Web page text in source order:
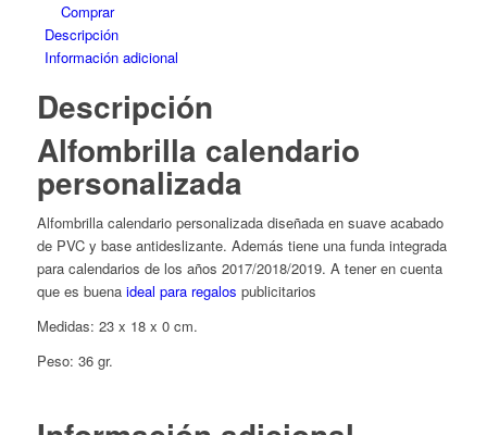
Comprar
Descripción
Información adicional
Descripción
Alfombrilla calendario
personalizada
Alfombrilla calendario personalizada diseñada en suave acabado
de PVC y base antideslizante. Además tiene una funda integrada
para calendarios de los años 2017/2018/2019. A tener en cuenta
que es buenaideal para regalos publicitarios
Medidas: 23 x 18 x 0 cm.
Peso: 36 gr.